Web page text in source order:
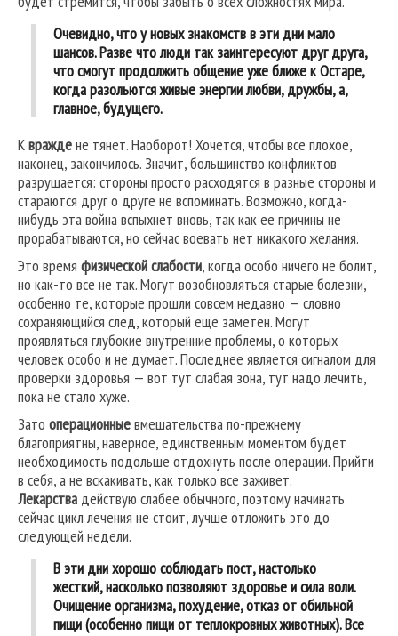
Очевидно, что уновых знакомствв эти дни мало
шансов. Разве что люди так заинтересуют друг друга,
что смогут продолжить общение уже ближе к Остаре,
когда разольются живые энергии любви, дружбы, а,
главное, будущего.
Квраждене тянет. Наоборот! Хочется, чтобы все плохое,
наконец, закончилось. Значит, большинство конфликтов
разрушается: стороны просто расходятся в разные стороны и
стараются друг о друге не вспоминать. Возможно, когда-
нибудь эта война вспыхнет вновь, так как ее причины не
прорабатываются, но сейчас воевать нет никакого желания.
Это время физической слабости, когда особо ничего не болит,
но как-то все не так. Могут возобновляться старые болезни,
особенно те, которые прошли совсем недавно — словно
сохраняющийся след, который еще заметен. Могут
проявляться глубокие внутренние проблемы, о которых
человек особо и не думает. Последнее является сигналом для
проверки здоровья — вот тут слабая зона, тут надо лечить,
пока не стало хуже.
Зато операционныевмешательства по-прежнему
благоприятны, наверное, единственным моментом будет
необходимость подольше отдохнуть после операции. Прийти
в себя, а не вскакивать, как только все заживет.
Лекарства действую слабее обычного, поэтому начинать
сейчас цикл лечения не стоит, лучше отложить это до
следующей недели.
В эти дни хорошо соблюдать пост, настолько
жесткий, насколько позволяют здоровье и сила воли.
Очищение организма, похудение, отказ от обильной
пищи (особенно пищи от теплокровных животных). Все